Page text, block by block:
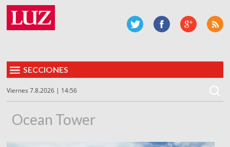
SECCIONES
Viernes 7.8.2026 | 14:56
Ocean Tower